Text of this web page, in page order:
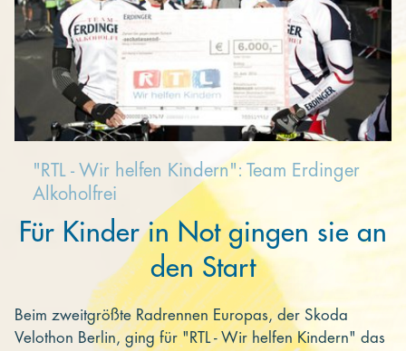
"RTL - Wir helfen Kindern": Team Erdinger
Alkoholfrei
Für Kinder in Not gingen sie an
den Start
Beim zweitgrößte Radrennen Europas, der Skoda
Velothon Berlin, ging für "RTL - Wir helfen Kindern" das